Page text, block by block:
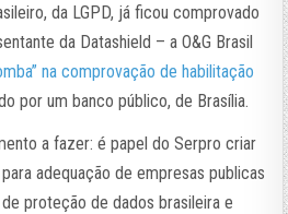
da LGPD, já ficou comprovado
da Datashield – a O&G Brasil
na comprovação de habilitação
por um banco público, de Brasília.
a fazer: é papel do Serpro criar
adequação de empresas publicas
proteção de dados brasileira e